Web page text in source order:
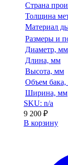
Страна
Толщина
Материал
Размеры и
Диаметр, мм
Длина, мм
Высота, мм
Объем бака,
Ширина, мм
SKU: n/a
9 200 ₽
В корзину